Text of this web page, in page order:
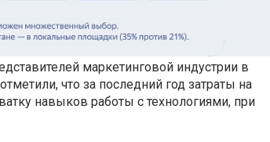
маркетинговой индустрии в
что за последний год затраты на
навыков работы с технологиями, при